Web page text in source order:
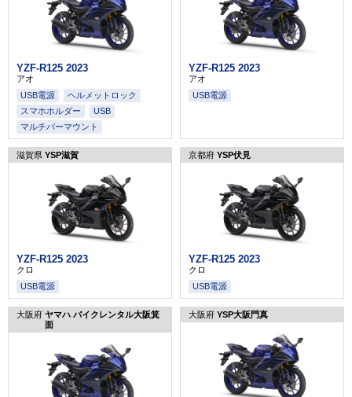
YZF-R125 2023
アオ
USB電源
ヘルメットロック
スマホホルダー
USB
マルチバーマウント
YZF-R125 2023
アオ
USB電源
滋賀県 YSP滋賀
YZF-R125 2023
クロ
USB電源
京都府 YSP伏見
YZF-R125 2023
クロ
USB電源
大阪府 ヤマハ バイクレンタル大阪箕
面
大阪府 YSP大阪門真